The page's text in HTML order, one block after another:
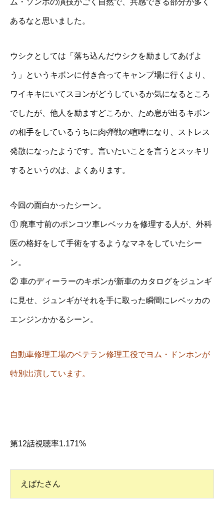
あるなと思いました。
ウシクとしては「落ち込んだウシクを励ましてあげよ
う」というキボンに付き合ってキャンプ場に行くより、
ワイキキにいてスヨンがどうしているか気になるところ
でしたが、他人を励ますどころか、ため息が出るキボン
の相手をしているうちに肉弾戦の喧嘩になり、ストレス
発散になったようです。言いたいことを言うとスッキリ
するというのは、よくあります。
今回の面白かったシーン。
① 廃車寸前のポンコツ車レベッカを修理する人が、外科
医の格好をして手術をするようなマネをしていたシー
ン。
② 車のディーラーのキボンが新車のカタログをジュンギ
に見せ、ジュンギがそれを手に取った瞬間にレベッカの
エンジンかかるシーン。
自動車修理工場のベテラン修理工役でヨム・ドンホンが
特別出演しています。
第12話視聴率1.171%
えぱたさん